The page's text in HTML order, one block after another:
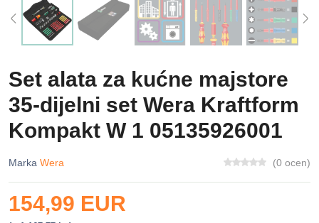
Set alata za kućne majstore
35-dijelni set Wera Kraftform
Kompakt W 1 05135926001
Marka Wera (0 ocen)
154,99 EUR